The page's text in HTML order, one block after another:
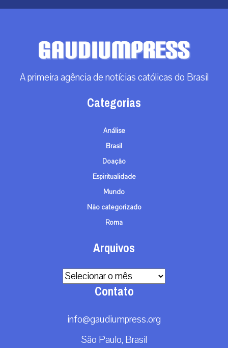
A primeira agência de notícias católicas do Brasil
Categorias
Análise
Brasil
Doação
Espiritualidade
Mundo
Não categorizado
Roma
Arquivos
Arquivos
Contato
info@gaudiumpress.org
São Paulo, Brasil